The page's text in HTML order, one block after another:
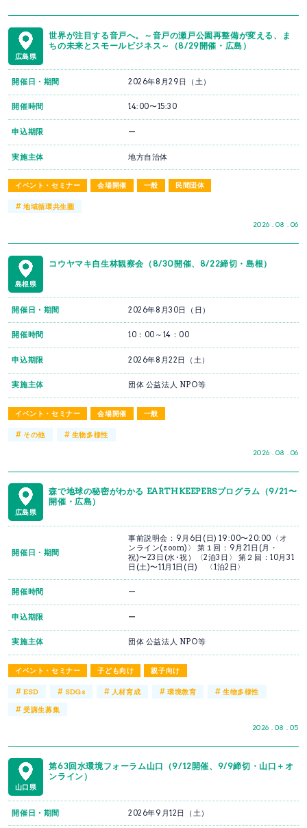
広島県
世界が注目する音戸へ。～音戸の瀬戸公園再整備が変える、ま
ちの未来とスモールビジネス～（8/29開催・広島）
イベント・セミナー 会場開催 一般 民間団体
2026 . 08 . 06
開催日・期間 2026年8月29日（土）
開催時間 14:00〜15:30
申込期限 ー
実施主体 地方自治体
#地域循環共生圏
島根県
コウヤマキ自生林観察会（8/30開催、8/22締切・島根）
イベント・セミナー 会場開催 一般
2026 . 08 . 06
開催日・期間 2026年8月30日（日）
開催時間 10：00～14：00
申込期限 2026年8月22日（土）
実施主体 団体 公益法人 NPO等
#その他 # 生物多様性
広島県
森で地球の秘密がわかる EARTHKEEPERSプログラム（9/21〜
開催・広島）
イベント・セミナー 子ども向け 親子向け
2026 . 08 . 05
開催日・期間
事前説明会：9月6日(日) 19:00〜20:00〈オ
ンライン(zoom)〉 第１回：9月21日(月・
祝)〜23日(水･祝）〈2泊3日〉 第２回：10月31
日(土)〜11月1日(日) 〈1泊2日〉
開催時間 ー
申込期限 ー
実施主体 団体 公益法人 NPO等
#ESD # SDGs # 人材育成 # 環境教育 #生物多様性
#受講生募集
山口県
第63回水環境フォーラム山口（9/12開催、9/9締切・山口＋オ
ンライン）
開催日・期間 2026年9月12日（土）